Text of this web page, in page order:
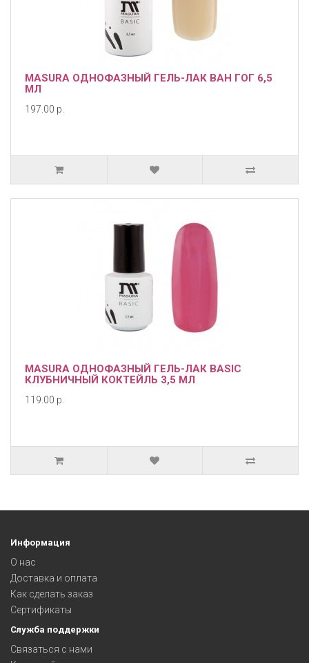
MASURA ОДНОФАЗНЫЙ ГЕЛЬ-ЛАК ВАН ГОГ 6,5
МЛ
197.00 р.
MASURA ОДНОФАЗНЫЙ ГЕЛЬ-ЛАК BASIC
КЛУБНИЧНЫЙ КОКТЕЙЛЬ 3,5 МЛ
119.00 р.
Информация
О нас
Доставка и оплата
Как сделать заказ
Сертификаты
Служба поддержки
Связаться с нами